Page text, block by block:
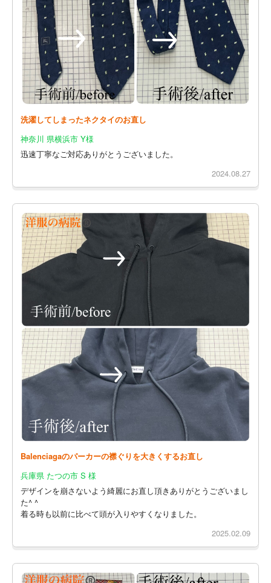
洗濯してしまったネクタイのお直し
神奈川 県横浜市 Y様
迅速丁寧なご対応ありがとうございました。
2024.08.27
Balenciagaのパーカーの襟ぐりを大きくするお直し
兵庫県 たつの市 S 様
デザインを崩さないよう綺麗にお直し頂きありがとうございまし
た^ ^
着る時も以前に比べて頭が入りやすくなりました。
2025.02.09